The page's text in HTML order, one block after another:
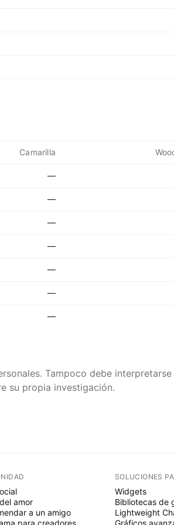
Camarilla
—
—
—
—
—
—
—
Tampoco debe
su propia investigación.
amor
a un amigo
para creadores
SOLUCIONES
Widgets
Bibliotecas de
Lightweight
Gráficos